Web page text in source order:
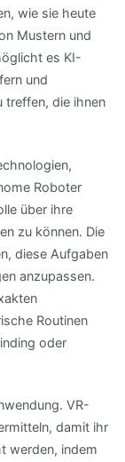
wie sie heute
Mustern und
es KI-
und
treffen, die ihnen
Roboter
über ihre
zu können. Die
diese Aufgaben
anzupassen.
Routinen
oder
VR-
damit ihr
werden, indem